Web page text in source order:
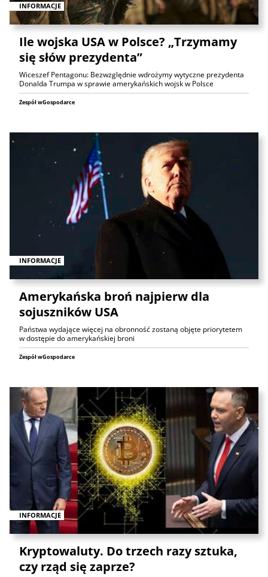
INFORMACJE
Ile wojska USA w Polsce? „Trzymamy
się słów prezydenta”
Wiceszef Pentagonu: Bezwzględnie wdrożymy wytyczne prezydenta
Donalda Trumpa w sprawie amerykańskich wojsk w Polsce
Zespół wGospodarce
INFORMACJE
Amerykańska broń najpierw dla
sojuszników USA
Państwa wydające więcej na obronność zostaną objęte priorytetem
w dostępie do amerykańskiej broni
Zespół wGospodarce
INFORMACJE
Kryptowaluty. Do trzech razy sztuka,
czy rząd się zaprze?